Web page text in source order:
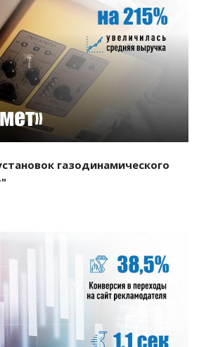
проект
газодинамического